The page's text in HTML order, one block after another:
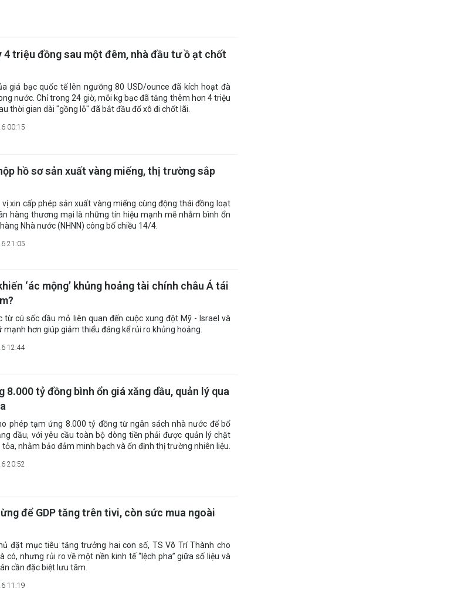
00:15
4 triệu đồng sau một đêm, nhà đầu tư ồ ạt chốt
giá bạc quốc tế lên ngưỡng 80 USD/ounce đã kích hoạt đà
nước. Chỉ trong 24 giờ, mỗi kg bạc đã tăng thêm hơn 4 triệu
thời gian dài "gồng lỗ" đã bắt đầu đổ xô đi chốt lãi.
21:05
hồ sơ sản xuất vàng miếng, thị trường sắp
xin cấp phép sản xuất vàng miếng cùng động thái đồng loạt
hàng thương mại là những tín hiệu mạnh mẽ nhằm bình ổn
Nhà nước (NHNN) công bố chiều 14/4.
12:44
‘ác mộng’ khủng hoảng tài chính châu Á tái
từ cú sốc dầu mỏ liên quan đến cuộc xung đột Mỹ - Israel và
mạnh hơn giúp giảm thiểu đáng kể rủi ro khủng hoảng.
20:52
8.000 tỷ đồng bình ổn giá xăng dầu, quản lý qua
phép tạm ứng 8.000 tỷ đồng từ ngân sách nhà nước để bổ
dầu, với yêu cầu toàn bộ dòng tiền phải được quản lý chặt
nhằm bảo đảm minh bạch và ổn định thị trường nhiên liệu.
11:19
để GDP tăng trên tivi, còn sức mua ngoài
đặt mục tiêu tăng trưởng hai con số, TS Võ Trí Thành cho
có, nhưng rủi ro về một nền kinh tế “lệch pha” giữa số liệu và
cần đặc biệt lưu tâm.